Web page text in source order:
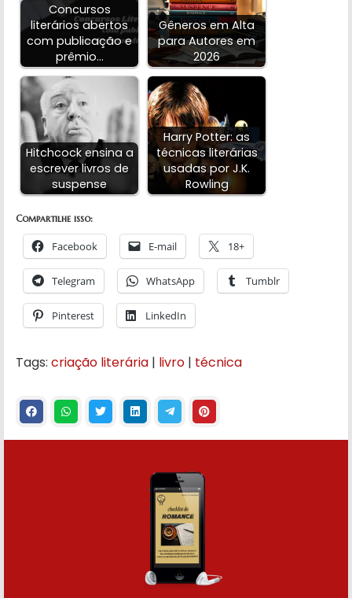
Concursos
literários abertos
com publicação e
prêmio…
Gêneros em Alta
para Autores em
2026
Hitchcock ensina a
escrever livros de
suspense
Harry Potter: as
técnicas literárias
usadas por J.K.
Rowling
Compartilhe isso:
Facebook E-mail 18+
Telegram WhatsApp Tumblr
Pinterest LinkedIn
Tags: criação literária | livro | técnica